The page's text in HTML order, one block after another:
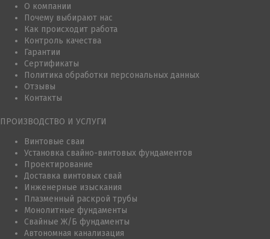
О компании
Почему выбирают нас
Как происходит работа
Контроль качества
Гарантии
Сертификаты
Политика обработки персональных данных
Отзывы
Контакты
ПРОИЗВОДСТВО И УСЛУГИ
Винтовые сваи
Установка свайно-винтовых фундаментов
Проектирование
Доставка винтовых свай
Инженерные изыскания
Плазменный раскрой трубы
Монолитные фундаменты
Свайные Ж/Б фундаменты
Автономная канализация